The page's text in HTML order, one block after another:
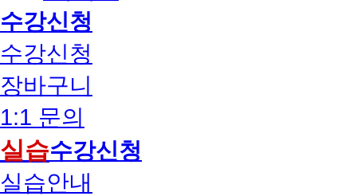
수강신청
수강신청
장바구니
1:1 문의
실습수강신청
실습안내